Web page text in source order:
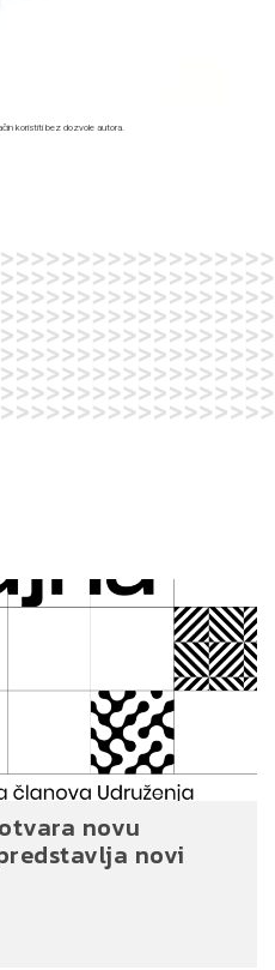
koristiti bez dozvole autora.
novu
novi